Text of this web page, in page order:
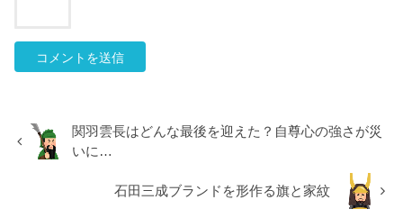
関羽雲長はどんな最後を迎えた？自尊心の強さが災
いに…
石田三成ブランドを形作る旗と家紋